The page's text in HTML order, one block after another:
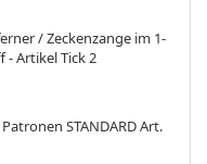
/ Ze­cken­zan­ge im 1-​
- Ar­ti­kel Tick 2
STAN­DARD Art.